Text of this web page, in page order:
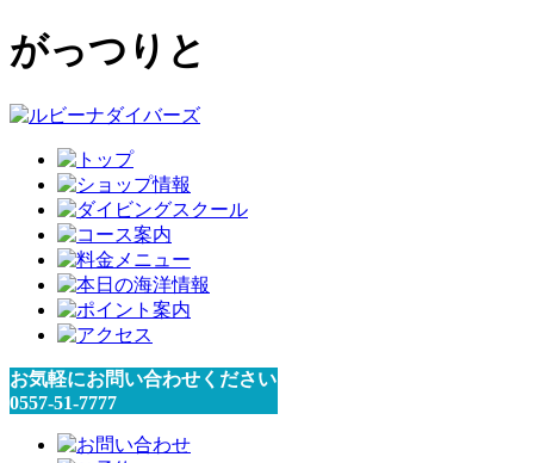
がっつりと
お気軽にお問い合わせください
0557-51-7777